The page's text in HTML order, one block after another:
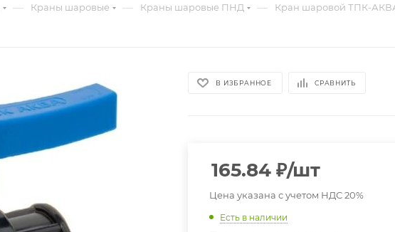
— Краны шаровые — Краны шаровые ПНД — Кран шаровой ТПК-АКВА
В ИЗБРАННОЕ СРАВНИТЬ
165.84 ₽/шт
Цена указана с учетом НДС 20%
Есть в наличии